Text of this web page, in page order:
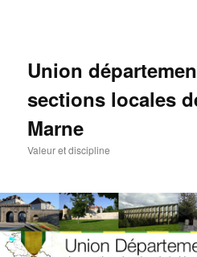
Union
sections locales
Marne
Valeur et discipline